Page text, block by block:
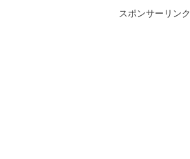
スポンサーリンク